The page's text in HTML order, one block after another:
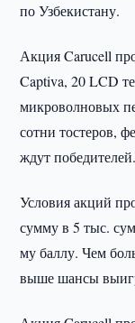
по Узбекистану.
Акция Carucell
Captiva, 20 LCD
микроволновых
сотни тостеров,
ждут победителей.
Условия акций
сумму в 5 тыс.
му баллу. Чем
выше шансы